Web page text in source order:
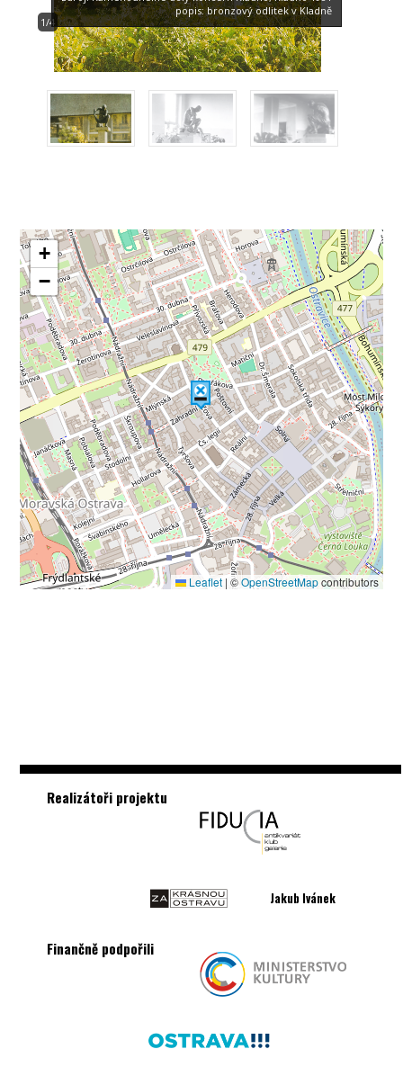
1/4
popis: bronzový odlitek v Kladně
+
−
Leaflet | ©OpenStreetMapcontributors
Realizátoři projektu
Jakub Ivánek
Finančně podpořili